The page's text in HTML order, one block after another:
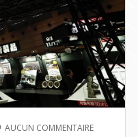
AUCUN COMMENTAIRESUR